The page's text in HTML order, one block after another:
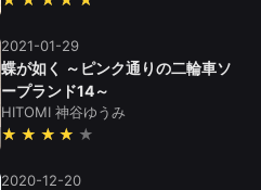
2021-01-29
蝶が如く ～ピンク通りの二輪車ソ
ープランド14～
HITOMI 神谷ゆうみ
★★★★
2020-12-20